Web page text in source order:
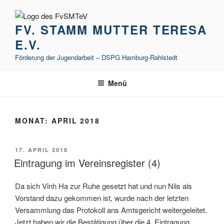
Inhalt
springenFV. STAMM MUTTER TERESA
E.V.
Förderung der Jugendarbeit – DSPG Hamburg-Rahlstedt
Menü
MONAT: APRIL 2018
VERÖFFENTLICHT
AM
17. APRIL 2018
Eintragung im Vereinsregister (4)
Da sich Vinh Ha zur Ruhe gesetzt hat und nun Nils als
Vorstand dazu gekommen ist, wurde nach der letzten
Versammlung das Protokoll ans Amtsgericht weitergeleitet.
Jetzt haben wir die Bestätigung über die 4. Eintragung